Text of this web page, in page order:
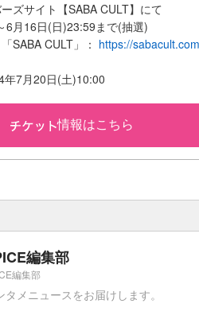
ズサイト【SABA CULT】にて
6月16日(日)23:59まで(抽選)
SABA CULT」： https://
年7月20日(土)10:00
情報はこちら
編集部
編集部
タメニュースをお届けします。